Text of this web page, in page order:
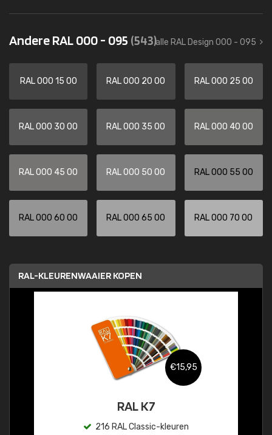
Andere RAL 000 - 095 (543)alle RAL Design 000 - 095
RAL 000 15 00 RAL 000 20 00 RAL 000 25 00
RAL 000 30 00 RAL 000 35 00 RAL 000 40 00
RAL 000 45 00 RAL 000 50 00 RAL 000 55 00
RAL 000 60 00 RAL 000 65 00 RAL 000 70 00
RAL-KLEURENWAAIER KOPEN
€15,95
RAL K7
216 RAL Classic-kleuren